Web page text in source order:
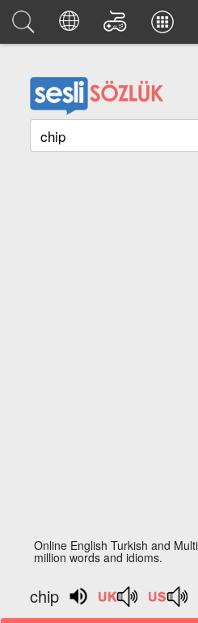
Online English Turkish and
million words and idioms.
chip